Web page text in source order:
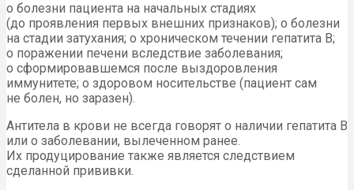
о болезни пациента на начальных стадиях
(до проявления первых внешних признаков); о болезни
на стадии затухания; о хроническом течении гепатита В;
о поражении печени вследствие заболевания;
о сформировавшемся после выздоровления
иммунитете; о здоровом носительстве (пациент сам
не болен, но заразен).
Антитела в крови не всегда говорят о наличии гепатита В
или о заболевании, вылеченном ранее.
Их продуцирование также является следствием
сделанной прививки.